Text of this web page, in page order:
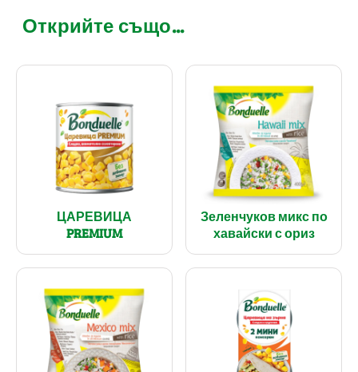
Открийте също...
ЦАРЕВИЦА
PREMIUM
Зеленчуков микс по
хавайски с ориз